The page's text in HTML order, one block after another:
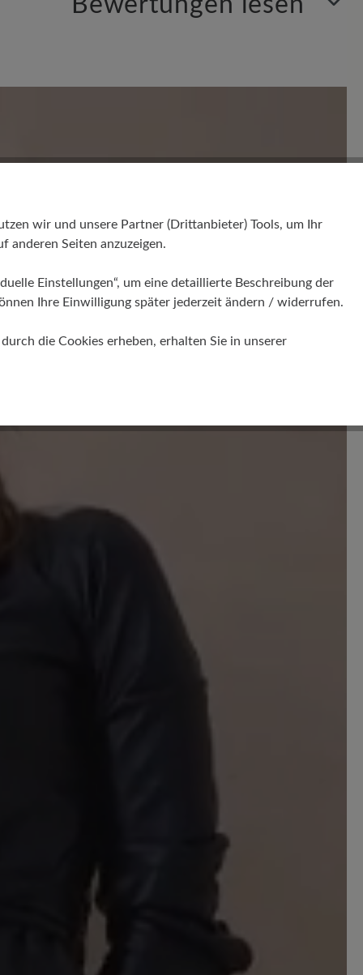
wir und unsere Partner (Drittanbieter) Tools, um Ihr
anderen Seiten anzuzeigen.
Einstellungen“, um eine detaillierte Beschreibung der
Ihre Einwilligung später jederzeit ändern / widerrufen.
die Cookies erheben, erhalten Sie in unserer